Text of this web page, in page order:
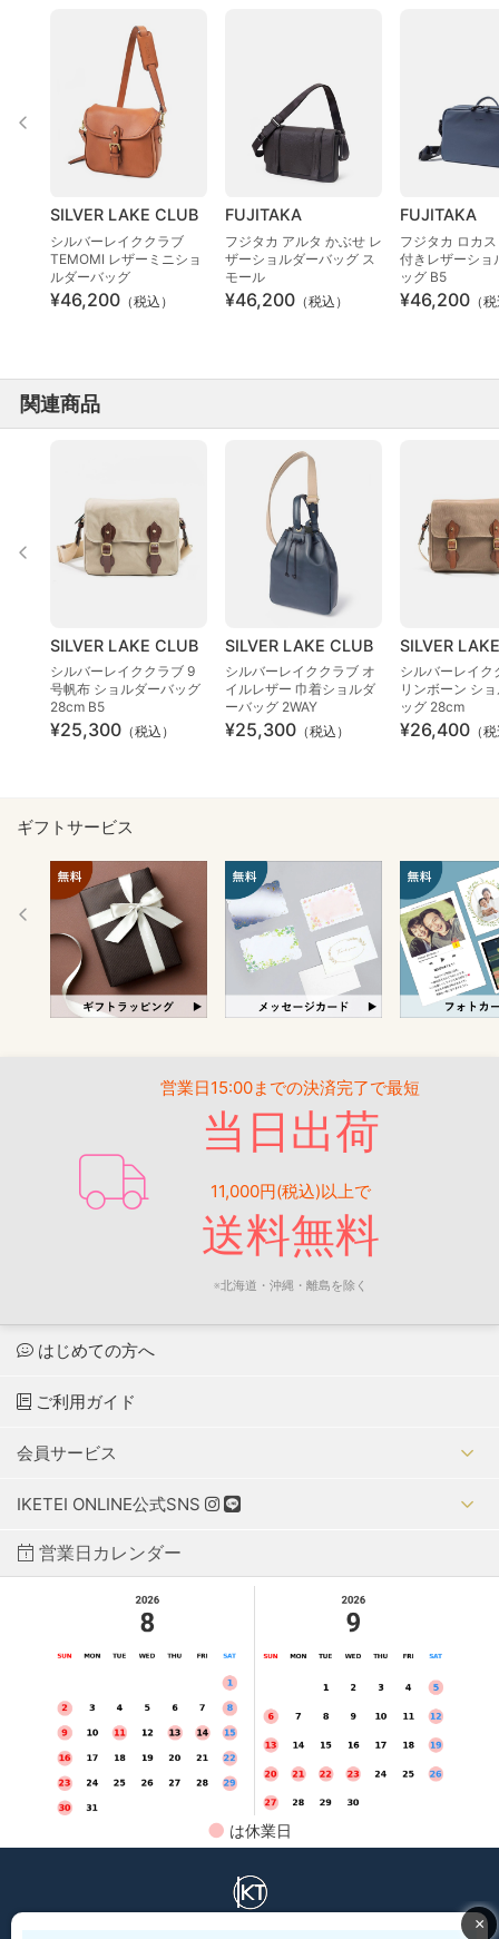
SILVER LAKE CLUB
シルバーレイククラブ
TEMOMI レザーミニショ
ルダーバッグ
¥46,200 （税込）
FUJITAKA
フジタカ アルタ かぶせ レ
ザーショルダーバッグ ス
モール
¥46,200 （税込）
FUJITAKA
フジタカ ロカ
付きレザーショ
ッグ B5
¥46,200 （
関連商品
SILVER LAKE CLUB
シルバーレイククラブ 9
号帆布 ショルダーバッグ
28cm B5
¥25,300 （税込）
SILVER LAKE CLUB
シルバーレイククラブ オ
イルレザー 巾着ショルダ
ーバッグ 2WAY
¥25,300 （税込）
SILVER
シルバーレイク
リンボーン シ
ッグ 28cm
¥26,400 （
ギフトサービス
営業日15:00までの決済完了で最短
当日出荷
11,000円(税込)以上で
送料無料
※北海道・沖縄・離島を除く
はじめての方へ
ご利用ガイド
会員サービス
IKETEI ONLINE公式SNS
営業日カレンダー
● は休業日